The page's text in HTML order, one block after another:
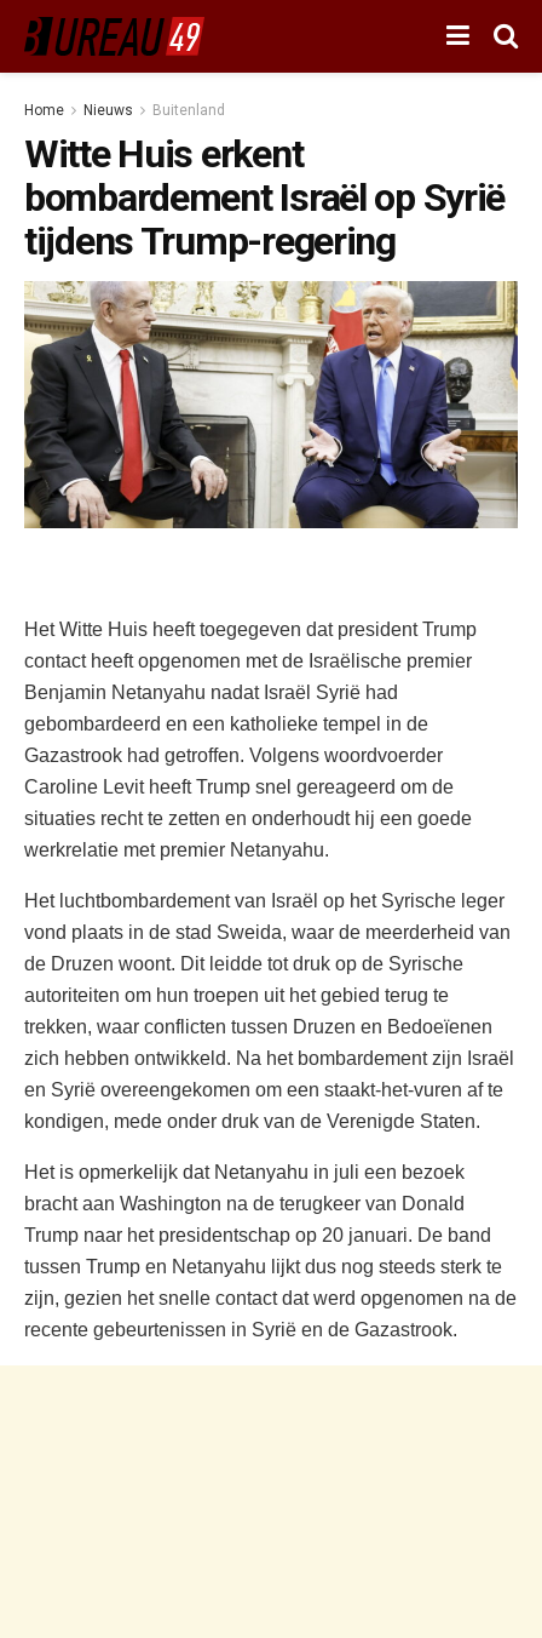
Home Nieuws Buitenland
Witte Huis erkent
bombardement Israël op Syrië
tijdens Trump-regering
Het Witte Huis heeft toegegeven dat president Trump
contact heeft opgenomen met de Israëlische premier
Benjamin Netanyahu nadat Israël Syrië had
gebombardeerd en een katholieke tempel in de
Gazastrook had getroffen. Volgens woordvoerder
Caroline Levit heeft Trump snel gereageerd om de
situaties recht te zetten en onderhoudt hij een goede
werkrelatie met premier Netanyahu.
Het luchtbombardement van Israël op het Syrische leger
vond plaats in de stad Sweida, waar de meerderheid van
de Druzen woont. Dit leidde tot druk op de Syrische
autoriteiten om hun troepen uit het gebied terug te
trekken, waar conflicten tussen Druzen en Bedoeïenen
zich hebben ontwikkeld. Na het bombardement zijn Israël
en Syrië overeengekomen om een staakt-het-vuren af te
kondigen, mede onder druk van de Verenigde Staten.
Het is opmerkelijk dat Netanyahu in juli een bezoek
bracht aan Washington na de terugkeer van Donald
Trump naar het presidentschap op 20 januari. De band
tussen Trump en Netanyahu lijkt dus nog steeds sterk te
zijn, gezien het snelle contact dat werd opgenomen na de
recente gebeurtenissen in Syrië en de Gazastrook.